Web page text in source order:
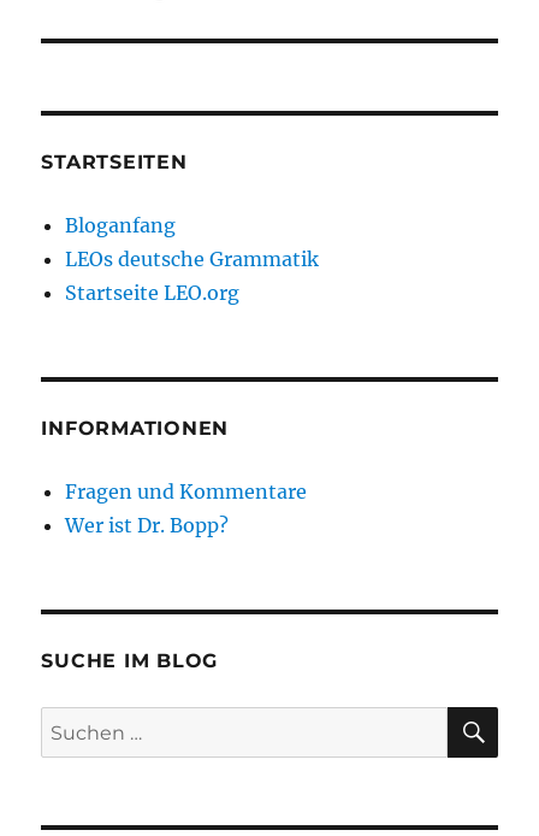
STARTSEITEN
Bloganfang
LEOs deutsche Grammatik
Startseite LEO.org
INFORMATIONEN
Fragen und Kommentare
Wer ist Dr. Bopp?
SUCHE IM BLOG
Suchen
nach: